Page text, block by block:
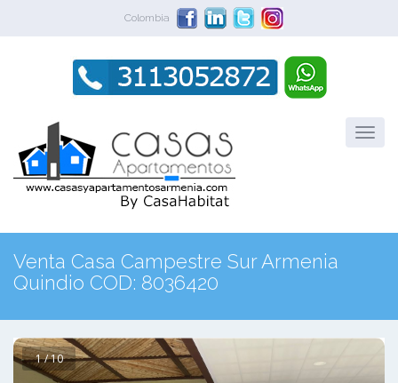
Colombia
Venta Casa Campestre Sur Armenia
Quindio COD: 8036420
1 / 10